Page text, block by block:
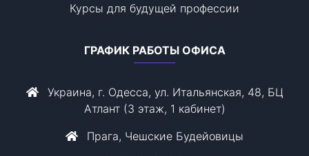
Курсы для будущей профессии
ГРАФИК РАБОТЫ ОФИСА
Украина, г. Одесса, ул. Итальянская, 48, БЦ
Атлант (3 этаж, 1 кабинет)
Прага, Чешские Будейовицы